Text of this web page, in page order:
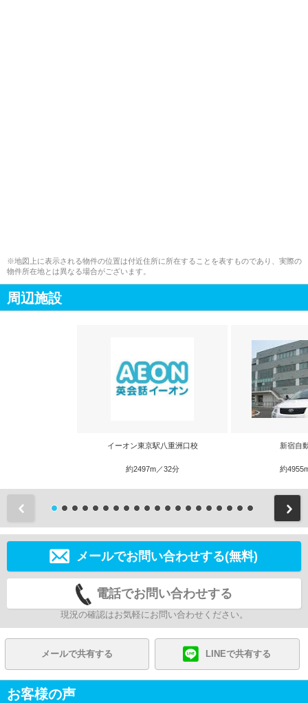
※地図上に表示される物件の位置は付近住所に所在することを表すものであり、実際の
物件所在地とは異なる場合がございます。
周辺施設
イーオン東京駅八重洲口校
約2497m／32分
新宿自
約
メールでお問い合わせする(無料)
電話でお問い合わせする
現況の確認はお気軽にお問い合わせください。
メールで共有する LINEで共有する
お客様の声